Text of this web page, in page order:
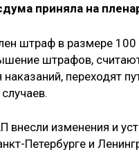
приняла на
штраф в размере
штрафов,
переходят
внесли изменения и
Петербурге и